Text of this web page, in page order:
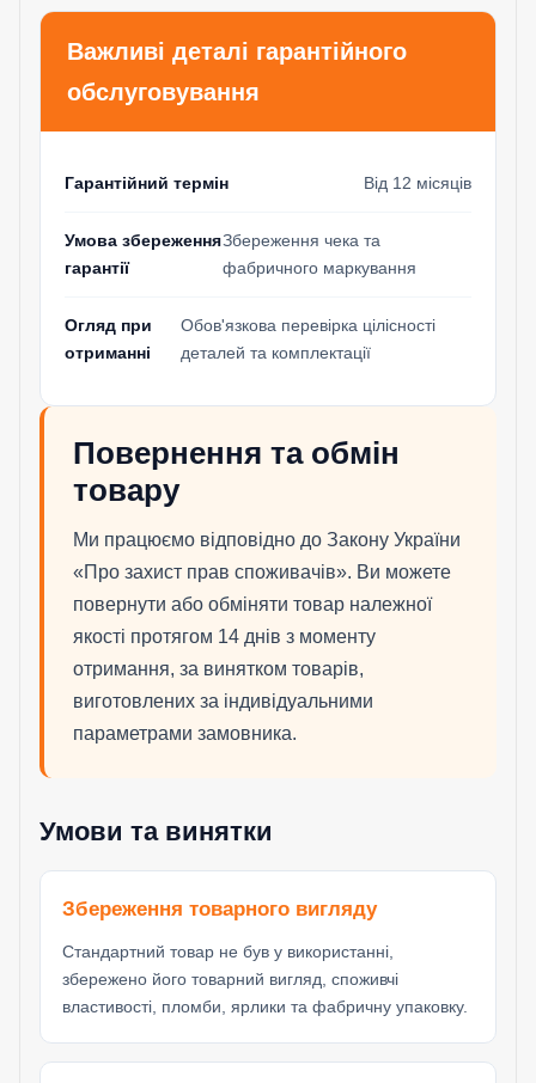
Важливі деталі гарантійного
обслуговування
Гарантійний термін Від 12 місяців
Умова збереження
гарантії
Збереження чека та
фабричного маркування
Огляд при
отриманні
Обов'язкова перевірка цілісності
деталей та комплектації
Повернення та обмін
товару
Ми працюємо відповідно до Закону України
«Про захист прав споживачів». Ви можете
повернути або обміняти товар належної
якості протягом 14 днів з моменту
отримання, за винятком товарів,
виготовлених за індивідуальними
параметрами замовника.
Умови та винятки
Збереження товарного вигляду
Стандартний товар не був у використанні,
збережено його товарний вигляд, споживчі
властивості, пломби, ярлики та фабричну упаковку.